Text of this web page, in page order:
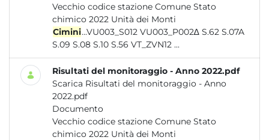
Vecchio codice stazione Comune Stato
chimico 2022 Unità dei Monti
Cimini...VU003_S012 VU003_P002∆ S.62 S.07A
S.09 S.08 S.10 S.56 VT_ZVN12 ...
Risultati del monitoraggio - Anno 2022.pdf
Scarica Risultati del monitoraggio - Anno
2022.pdf
Documento
Vecchio codice stazione Comune Stato
chimico 2022 Unità dei Monti